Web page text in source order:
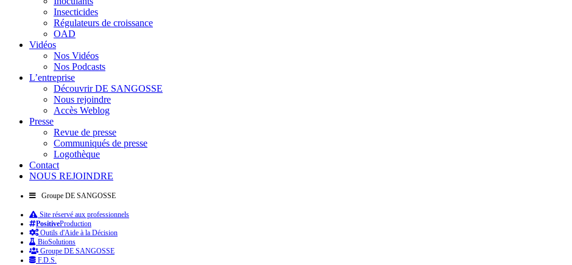
Insecticides
Régulateurs de croissance
OAD
Vidéos
Nos Vidéos
Nos Podcasts
L’entreprise
Découvrir DE SANGOSSE
Nous rejoindre
Accès Weblog
Presse
Revue de presse
Communiqués de presse
Logothèque
Contact
NOUS REJOINDRE
Groupe DE SANGOSSE
Site réservé aux professionnels
PositiveProduction
Outils d'Aide à la Décision
BioSolutions
Groupe DE SANGOSSE
F.D.S.